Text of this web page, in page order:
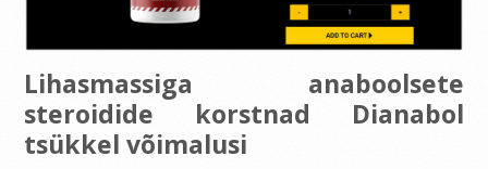
Lihasmassiga anaboolsete
steroidide korstnad Dianabol
tsükkel võimalusi